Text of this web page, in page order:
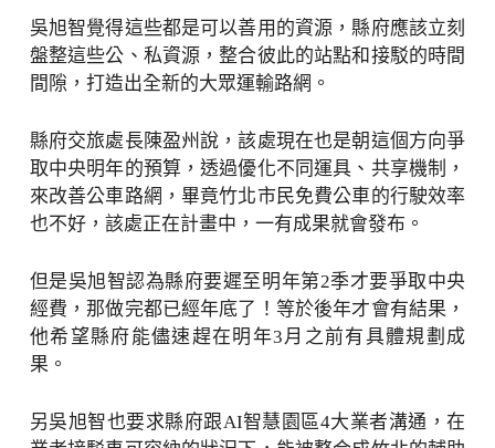
吳旭智覺得這些都是可以善用的資源，縣府應該立刻
盤整這些公、私資源，整合彼此的站點和接駁的時間
間隙，打造出全新的大眾運輸路網。
縣府交旅處長陳盈州說，該處現在也是朝這個方向爭
取中央明年的預算，透過優化不同運具、共享機制，
來改善公車路網，畢竟竹北市民免費公車的行駛效率
也不好，該處正在計畫中，一有成果就會發布。
但是吳旭智認為縣府要遲至明年第2季才要爭取中央
經費，那做完都已經年底了！等於後年才會有結果，
他希望縣府能儘速趕在明年3月之前有具體規劃成
果。
另吳旭智也要求縣府跟AI智慧園區4大業者溝通，在